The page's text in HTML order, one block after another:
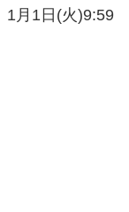
1月1日(火)9:59